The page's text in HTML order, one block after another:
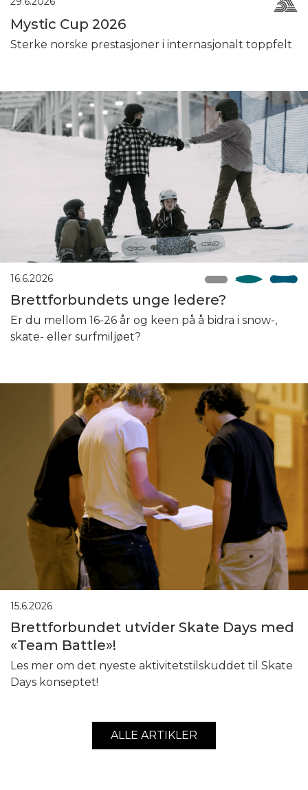
Mystic Cup 2026
Sterke norske prestasjoner i internasjonalt toppfelt
16.6.2026
Brettforbundets unge ledere?
Er du mellom 16-26 år og keen på å bidra i snow-,
skate- eller surfmiljøet?
15.6.2026
Brettforbundet utvider Skate Days med
«Team Battle»!
Les mer om det nyeste aktivitetstilskuddet til Skate
Days konseptet!
ALLE ARTIKLER